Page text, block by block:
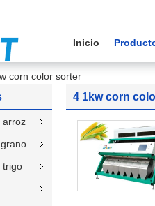
Inicio
corn color sorter
arroz
trigo
4 1kw corn